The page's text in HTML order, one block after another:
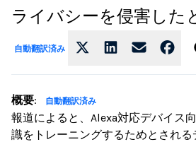
ライバシーを侵害した
自動翻訳済み
概要: 自動翻訳済み
報道によると、Alexa対応デバイス
識をトレーニングするためとされ